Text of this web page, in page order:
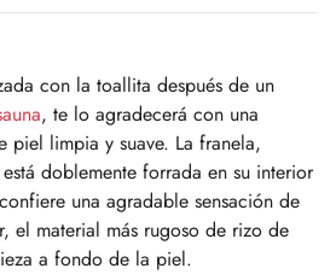
con la toallita después de un
, te lo agradecerá con una
piel limpia y suave. La franela,
doblemente forrada en su interior
una agradable sensación de
el material más rugoso de rizo de
a fondo de la piel.